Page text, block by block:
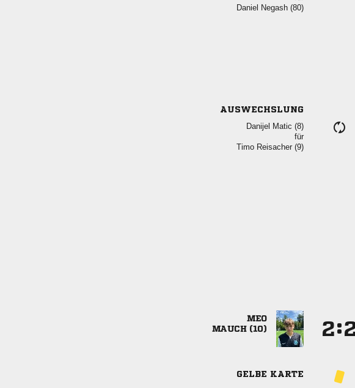
  
AUSWECHSLUNG
  
für
  

 
:
GELBE KARTE